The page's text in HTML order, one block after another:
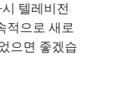
텔레비전
적으로 새로
으면 좋겠습